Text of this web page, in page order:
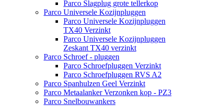
Parco Slagplug grote tellerkop
Parco Universele Kozijnpluggen
Parco Universele Kozijnpluggen
TX40 Verzinkt
Parco Universele Kozijnpluggen
Zeskant TX40 verzinkt
Parco Schroef - pluggen
Parco Schroefpluggen Verzinkt
Parco Schroefpluggen RVS A2
Parco Spanhulzen Geel Verzinkt
Parco Metaalanker Verzonken kop - PZ3
Parco Snelbouwankers